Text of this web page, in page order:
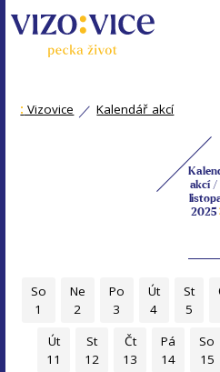
: Vizovice Kalendář akcí
akcí /
2025
So
1
Ne
2
Po
3
Út
4
St
5
Út
11
St
12
Čt
13
Pá
14
So
15